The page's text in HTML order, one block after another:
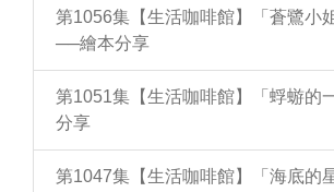
第1056集【生活咖啡館】「蒼鷺小
──繪本分享
第1051集【生活咖啡館】「蜉蝣的
分享
第1047集【生活咖啡館】「海底的